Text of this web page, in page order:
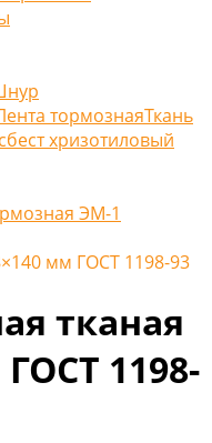
тормознаяТкань
хризотиловый
ЭМ-1
мм ГОСТ 1198-93
тканая
1198-